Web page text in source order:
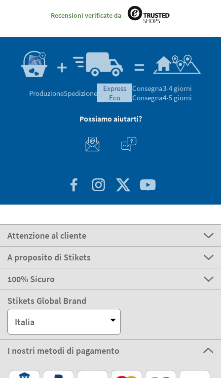
Recensioni verificate da
ProduzioneSpedizione
express
eco
Consegna3-4 giorni
Consegna4-5 giorni
Possiamo aiutarti?
Attenzione al cliente
A proposito di Stikets
100% Sicuro
Stikets Global Brand
Italia
I nostri metodi di pagamento